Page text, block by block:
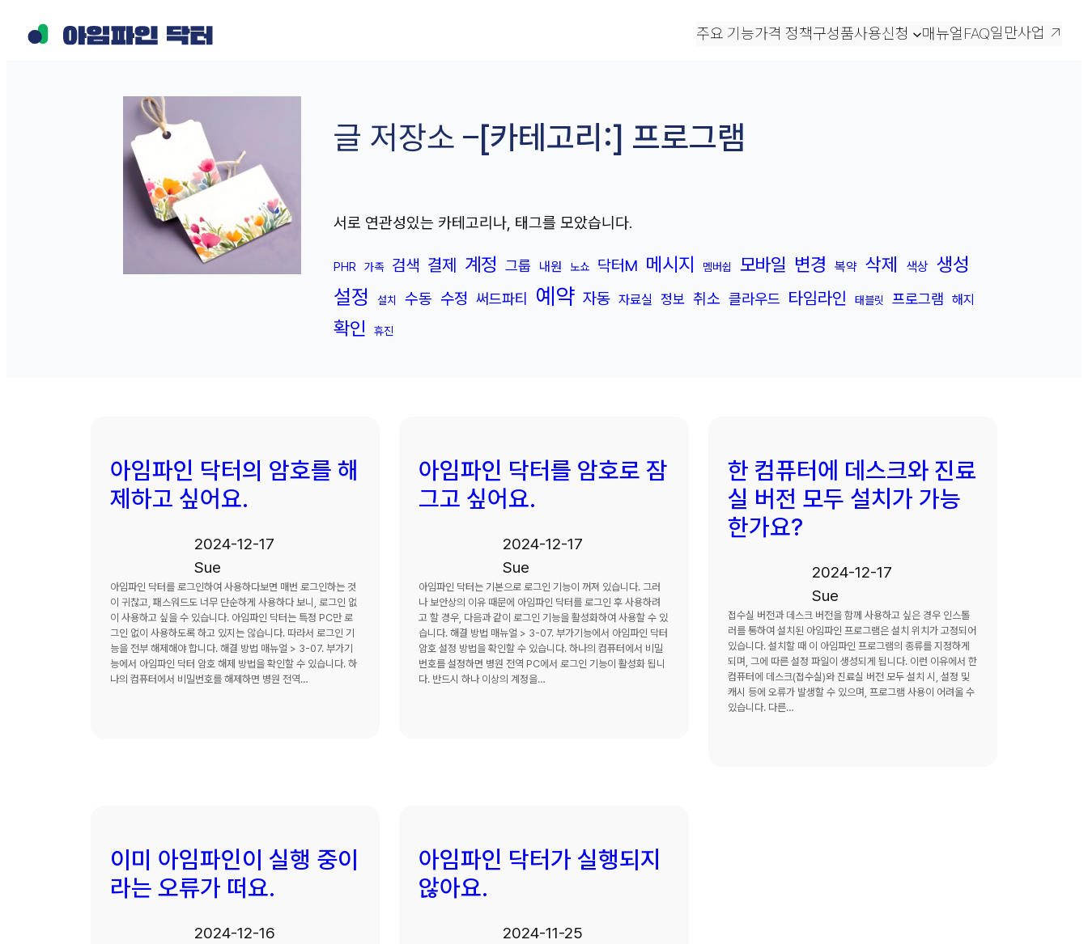
주요 기능가격 정책구성품사용신청 매뉴얼 FAQ일만사업
글 저장소 –[카테고리:] 프로그램
서로 연관성있는 카테고리나, 태그를 모았습니다.
PHR 가족 검색 결제 계정 그룹 내원 노쇼 닥터M 메시지 멤버쉽 모바일 변경 복약 삭제 색상 생성
설정 설치 수동 수정 써드파티 예약 자동 자료실 정보 취소 클라우드 타임라인 태블릿 프로그램 해지
확인 휴진
아임파인 닥터의 암호를 해
제하고 싶어요.
2024-12-17
Sue
아임파인 닥터를 로그인하여 사용하다보면 매번 로그인하는 것
이 귀찮고, 패스워드도 너무 단순하게 사용하다 보니, 로그인 없
이 사용하고 싶을 수 있습니다. 아임파인 닥터는 특정 PC만 로
그인 없이 사용하도록 하고 있지는 않습니다. 따라서 로그인 기
능을 전부 해제해야 합니다. 해결 방법 매뉴얼 > 3-07. 부가기
능에서 아임파인 닥터 암호 해제 방법을 확인할 수 있습니다. 하
나의 컴퓨터에서 비밀번호를 해제하면 병원 전역…
아임파인 닥터를 암호로 잠
그고 싶어요.
2024-12-17
Sue
아임파인 닥터는 기본으로 로그인 기능이 꺼져 있습니다. 그러
나 보안상의 이유 때문에 아임파인 닥터를 로그인 후 사용하려
고 할 경우, 다음과 같이 로그인 기능을 활성화하여 사용할 수 있
습니다. 해결 방법 매뉴얼 > 3-07. 부가기능에서 아임파인 닥터
암호 설정 방법을 확인할 수 있습니다. 하나의 컴퓨터에서 비밀
번호를 설정하면 병원 전역 PC에서 로그인 기능이 활성화 됩니
다. 반드시 하나 이상의 계정을…
한 컴퓨터에 데스크와 진료
실 버전 모두 설치가 가능
한가요?
2024-12-17
Sue
접수실 버전과 데스크 버전을 함께 사용하고 싶은 경우 인스톨
러를 통하여 설치된 아임파인 프로그램은 설치 위치가 고정되어
있습니다. 설치할 때 이 아임파인 프로그램의 종류를 지정하게
되며, 그에 따른 설정 파일이 생성되게 됩니다. 이런 이유에서 한
컴퓨터에 데스크(접수실)와 진료실 버전 모두 설치 시, 설정 및
캐시 등에 오류가 발생할 수 있으며, 프로그램 사용이 어려울 수
있습니다. 다른…
이미 아임파인이 실행 중이
라는 오류가 떠요.
2024-12-16
아임파인 닥터가 실행되지
않아요.
2024-11-25